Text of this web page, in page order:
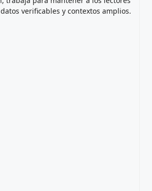
verificables y contextos amplios.